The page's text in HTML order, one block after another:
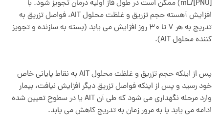
[PNU]/mL) ممکن است در طول فاز اولیه درمان تجویز شود. با
افزایش آهسته حجم تزریق و غلظت محلول AIT، فواصل تزریق به
تدریج به هر 7 تا 30 روز افزایش می یابد (بسته به سازنده و تجویز
کننده محلول AIT).
پس از اینکه حجم تزریق و غلظت محلول AIT به نقاط پایانی خاص
خود رسید و پس از اینکه فواصل تزریق دیگر افزایش نیافت، بیمار
وارد مرحله نگهداری می شود که طی آن AIT یا در سطوح تعیین شده
ادامه می یابد یا به مرور زمان به تدریج کاهش می یابد.